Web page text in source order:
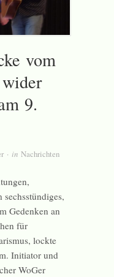
vom
9.
· in Nachrichten
Gedenken an
für
lockte
Initiator und
WoGer